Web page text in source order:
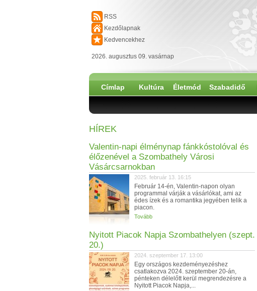
RSS
Kezdőlapnak
Kedvencekhez
2026. augusztus 09. vasárnap
Címlap Kultúra Életmód Szabadidő
HÍREK
Valentin-napi élménynap fánkkóstolóval és
élőzenével a Szombathely Városi
Vásárcsarnokban
2025. február 13. 16:15
Február 14-én, Valentin-napon olyan
programmal várják a vásárlókat, ami az
édes ízek és a romantika jegyében telik a
piacon.
Tovább
Nyitott Piacok Napja Szombathelyen (szept.
20.)
2024. szeptember 17. 13:00
Egy országos kezdeményezéshez
csatlakozva 2024. szeptember 20-án,
pénteken délelőtt kerül megrendezésre a
Nyitott Piacok Napja,...